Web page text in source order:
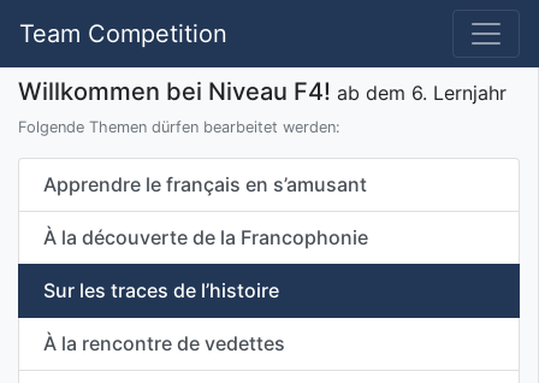
Team Competition
Willkommen bei Niveau F4! ab dem 6. Lernjahr
Folgende Themen dürfen bearbeitet werden:
Apprendre le français en s’amusant
À la découverte de la Francophonie
Sur les traces de l’histoire
À la rencontre de vedettes